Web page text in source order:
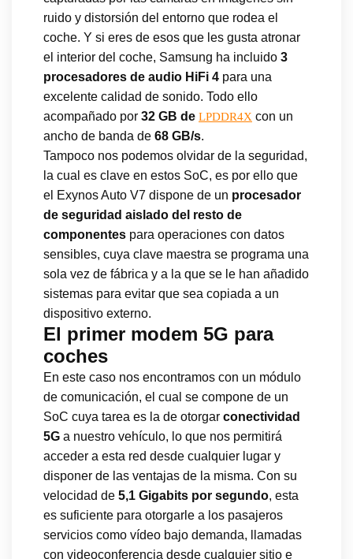
ruido y distorsión del entorno que rodea el
coche. Y si eres de esos que les gusta atronar
el interior del coche, Samsung ha incluido 3
procesadores de audio HiFi 4 para una
excelente calidad de sonido. Todo ello
acompañado por 32 GB de LPDDR4X con un
ancho de banda de 68 GB/s.
Tampoco nos podemos olvidar de la seguridad,
la cual es clave en estos SoC, es por ello que
el Exynos Auto V7 dispone de un procesador
de seguridad aislado del resto de
componentes para operaciones con datos
sensibles, cuya clave maestra se programa una
sola vez de fábrica y a la que se le han añadido
sistemas para evitar que sea copiada a un
dispositivo externo.
El primer modem 5G para
coches
En este caso nos encontramos con un módulo
de comunicación, el cual se compone de un
SoC cuya tarea es la de otorgar conectividad
5G a nuestro vehículo, lo que nos permitirá
acceder a esta red desde cualquier lugar y
disponer de las ventajas de la misma. Con su
velocidad de 5,1 Gigabits por segundo, esta
es suficiente para otorgarle a los pasajeros
servicios como vídeo bajo demanda, llamadas
con videoconferencia desde cualquier sitio e